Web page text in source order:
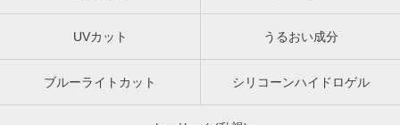
UVカット うるおい成分
ブルーライトカット シリコーンハイドロゲル